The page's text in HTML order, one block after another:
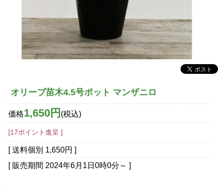
オリーブ苗木4.5号ポット マンザニロ
価格1,650円 (税込)
[17ポイント進呈 ]
[ 送料個別 1,650円 ]
[ 販売期間 2024年6月1日0時0分 ～ ]